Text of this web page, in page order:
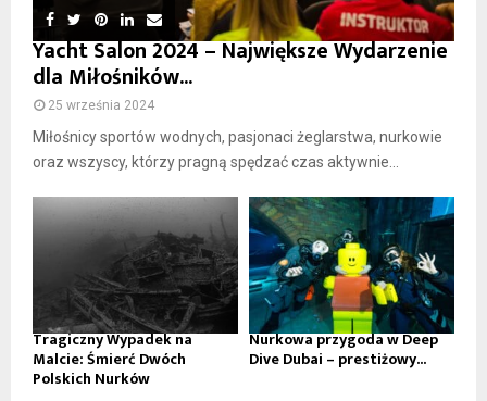
Yacht Salon 2024 – Największe Wydarzenie
dla Miłośników...
25 września 2024
Miłośnicy sportów wodnych, pasjonaci żeglarstwa, nurkowie
oraz wszyscy, którzy pragną spędzać czas aktywnie...
Tragiczny Wypadek na
Malcie: Śmierć Dwóch
Polskich Nurków
Nurkowa przygoda w Deep
Dive Dubai – prestiżowy...